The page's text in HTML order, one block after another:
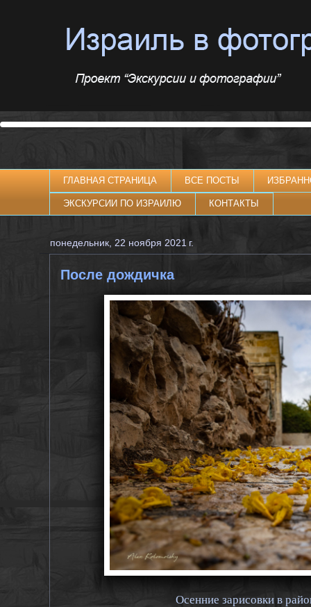
ГЛАВНАЯ СТРАНИЦА ВСЕ ПОСТЫ
ЭКСКУРСИИ ПО ИЗРАИЛЮ КОНТАКТЫ
понедельник, 22 ноября 2021 г.
После дождичка
Осенние зарисовки в